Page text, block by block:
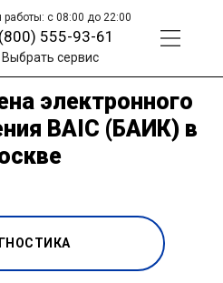
работы: с 08:00 до 22:00
555-93-61
Выбрать сервис
электронного
BAIC (БАИК) в